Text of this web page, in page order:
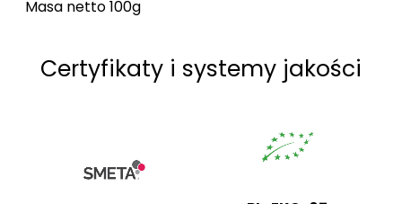
Masa netto 100g
Certyfikaty i systemy jakości